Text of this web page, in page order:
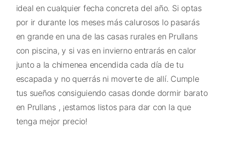
ideal en cualquier fecha concreta del año. Si optas
por ir durante los meses más calurosos lo pasarás
en grande en una de las casas rurales en Prullans
con piscina, y si vas en invierno entrarás en calor
junto a la chimenea encendida cada día de tu
escapada y no querrás ni moverte de allí. Cumple
tus sueños consiguiendo casas donde dormir barato
en Prullans , ¡estamos listos para dar con la que
tenga mejor precio!